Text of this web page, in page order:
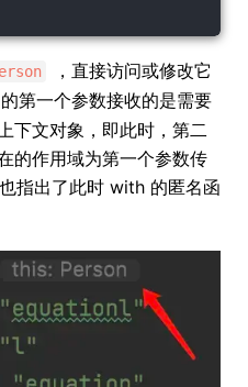
，直接访问或修改它
的第一个参数接收的是需要
下文对象，即此时，第二
的作用域为第一个参数传
指出了此时 with 的匿名函